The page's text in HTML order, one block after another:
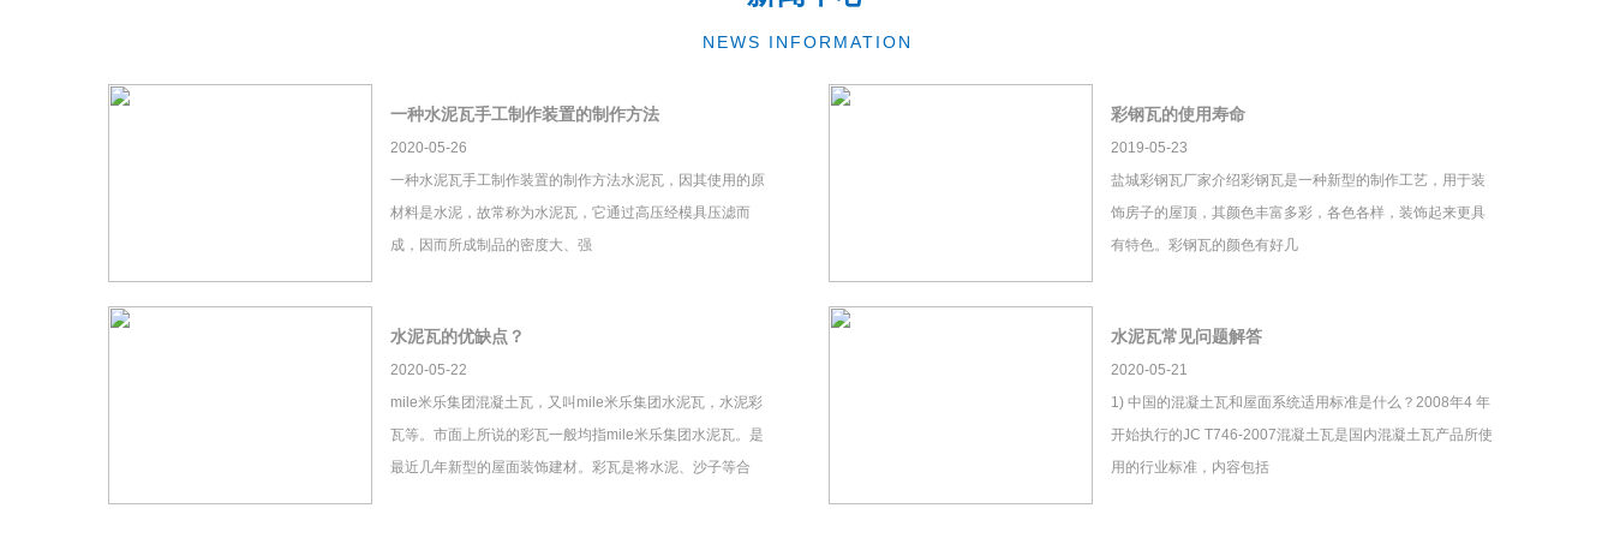
NEWS INFORMATION
一种水泥瓦手工制作装置的制作方法
2020-05-26
一种水泥瓦手工制作装置的制作方法水泥瓦，因其使用的原
材料是水泥，故常称为水泥瓦，它通过高压经模具压滤而
成，因而所成制品的密度大、强
彩钢瓦的使用寿命
2019-05-23
盐城彩钢瓦厂家介绍彩钢瓦是一种新型的制作工艺，用于装
饰房子的屋顶，其颜色丰富多彩，各色各样，装饰起来更具
有特色。彩钢瓦的颜色有好几
水泥瓦的优缺点？
2020-05-22
mile米乐集团混凝土瓦，又叫mile米乐集团水泥瓦，水泥彩
瓦等。市面上所说的彩瓦一般均指mile米乐集团水泥瓦。是
最近几年新型的屋面装饰建材。彩瓦是将水泥、沙子等合
水泥瓦常见问题解答
2020-05-21
1) 中国的混凝土瓦和屋面系统适用标准是什么？2008年4 年
开始执行的JC T746-2007混凝土瓦是国内混凝土瓦产品所使
用的行业标准，内容包括